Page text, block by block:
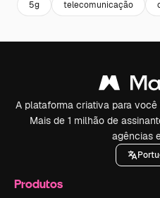
5g telecomunicação
A plataforma criativa para
Mais de 1 milhão de
agências
Produtos